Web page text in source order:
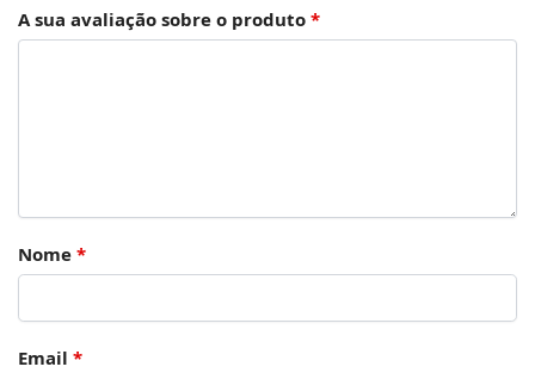
A sua avaliação sobre o produto *
Nome *
Email *